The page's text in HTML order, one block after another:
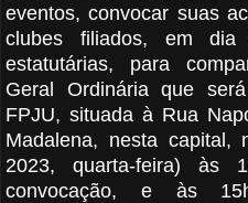
eventos, convocar suas
clubes filiados, em dia
estatutárias, para
Geral Ordinária que
FPJU, situada à Rua
Madalena, nesta
2023, quarta-feira) às
convocação, e às